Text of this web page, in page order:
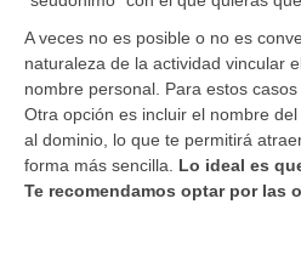
A veces no es posible o no es
naturaleza de la actividad vincular
nombre personal. Para estos
Otra opción es incluir el nombre
al dominio, lo que te permitirá
forma más sencilla. Lo ideal es
Te recomendamos optar por las